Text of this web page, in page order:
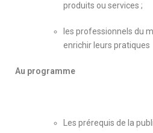
produits ou services ;
les professionnels du
enrichir leurs pratiques
Au programme
Les prérequis de la